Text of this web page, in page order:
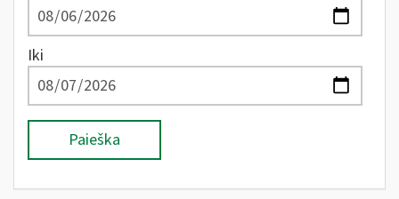
Iki
Paieška